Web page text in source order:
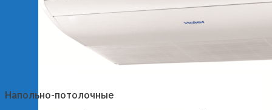
Напольно-потолочные